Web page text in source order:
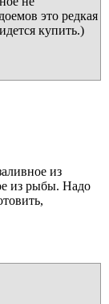
это редкая
купить.)
из
из рыбы. Надо